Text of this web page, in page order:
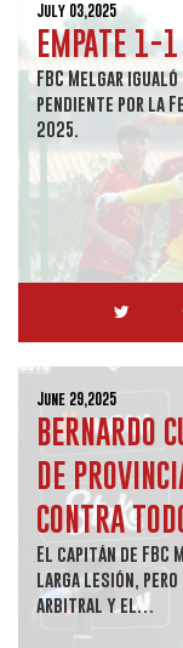
July 03,2025
EMPATE 1-1
FBC Melgar
pendiente por la
2025.
June 29,2025
BERNARDO
DE
CONTRA
El capitán de
larga lesión,
arbitral y el…